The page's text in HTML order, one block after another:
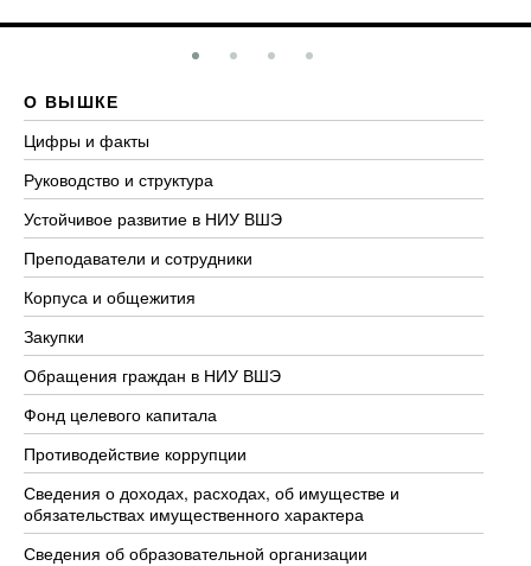
О ВЫШКЕ
Цифры и факты
Руководство и структура
Устойчивое развитие в НИУ ВШЭ
Преподаватели и сотрудники
Корпуса и общежития
Закупки
Обращения граждан в НИУ ВШЭ
Фонд целевого капитала
Противодействие коррупции
Сведения о доходах, расходах, об имуществе и
обязательствах имущественного характера
Сведения об образовательной организации